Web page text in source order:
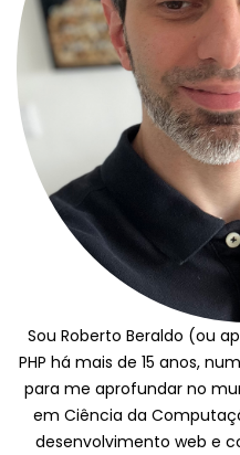
Sou Roberto Beraldo (ou
PHP há mais de 15 anos,
para me aprofundar no
em Ciência da
desenvolvimento web e